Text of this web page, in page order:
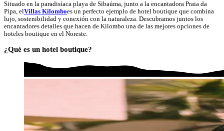
Situado en la paradisíaca playa de Sibaúma, junto a la encantadora Praia da
Pipa, elVillas Kilomboes un perfecto ejemplo de hotel boutique que combina
lujo, sostenibilidad y conexión con la naturaleza. Descubramos juntos los
encantadores detalles que hacen de Kilombo una de las mejores opciones de
hoteles boutique en el Noreste.
¿Qué es un hotel boutique?